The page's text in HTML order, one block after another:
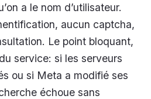
a le nom d’utilisateur.
aucun captcha,
Le point bloquant,
service: si les serveurs
ou si Meta a modifié ses
échoue sans